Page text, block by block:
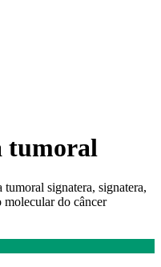
tumoral
tumoral signatera, signatera,
molecular do câncer